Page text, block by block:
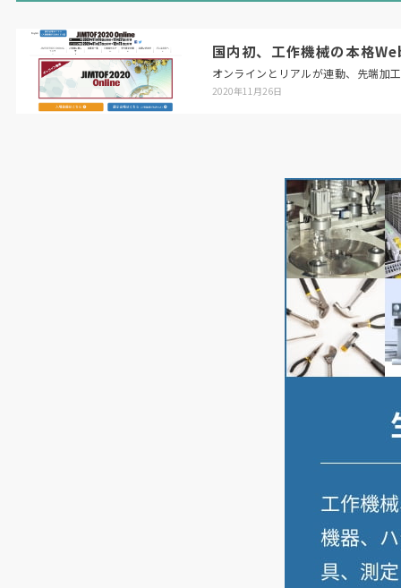
国内初、工作機械の本格
オンラインとリアルが連動、先端加
2020年11月26日